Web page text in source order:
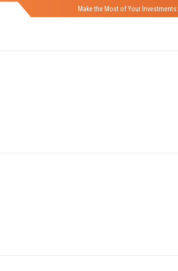
Make the Most of Your Investments: